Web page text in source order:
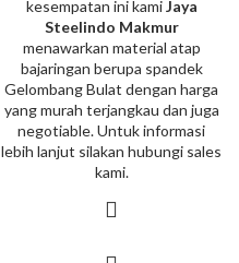
kesempatan ini kamiJaya
Steelindo Makmur
menawarkan material atap
bajaringan berupa spandek
Gelombang Bulat dengan harga
yang murah terjangkau dan juga
negotiable. Untuk informasi
lebih lanjut silakan hubungi sales
kami.